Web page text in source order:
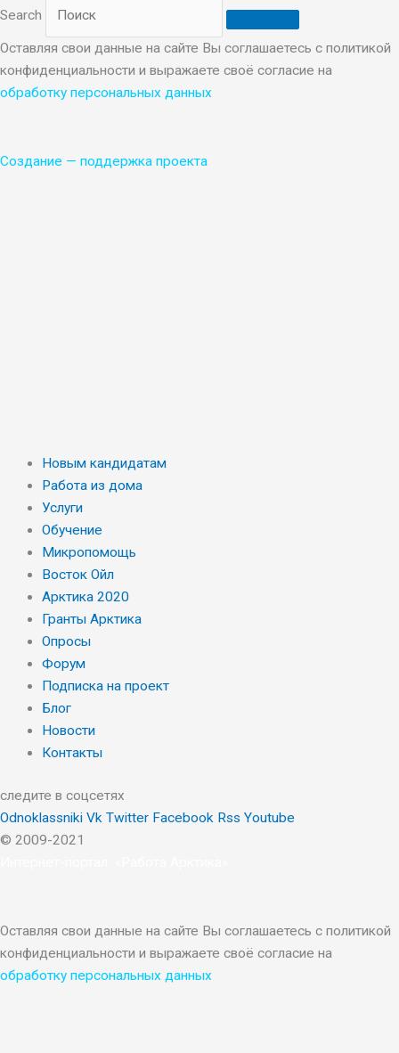
Search
Оставляя свои данные на сайте Вы соглашаетесь с политикой
конфиденциальности и выражаете своё согласие на
обработку персональных данных
Создание — поддержка проекта
Новым кандидатам
Работа из дома
Услуги
Обучение
Микропомощь
Восток Ойл
Арктика 2020
Гранты Арктика
Опросы
Форум
Подписка на проект
Блог
Новости
Контакты
следите в соцсетях
Odnoklassniki Vk Twitter Facebook Rss Youtube
© 2009-2021
Оставляя свои данные на сайте Вы соглашаетесь с политикой
конфиденциальности и выражаете своё согласие на
обработку персональных данных